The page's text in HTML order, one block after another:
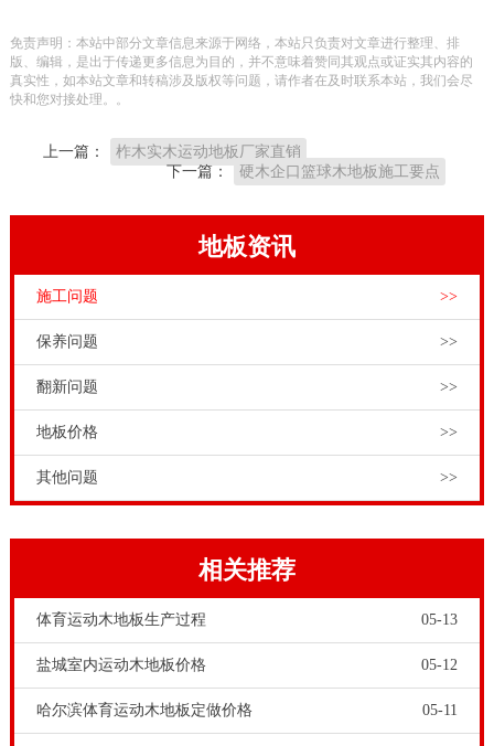
免责声明：本站中部分文章信息来源于网络，本站只负责对文章进行整理、排
版、编辑，是出于传递更多信息为目的，并不意味着赞同其观点或证实其内容的
真实性，如本站文章和转稿涉及版权等问题，请作者在及时联系本站，我们会尽
快和您对接处理。。
上一篇：
柞木实木运动地板厂家直销
下一篇：
硬木企口篮球木地板施工要点
地板资讯
施工问题 >>
保养问题 >>
翻新问题 >>
地板价格 >>
其他问题 >>
相关推荐
体育运动木地板生产过程 05-13
盐城室内运动木地板价格 05-12
哈尔滨体育运动木地板定做价格 05-11